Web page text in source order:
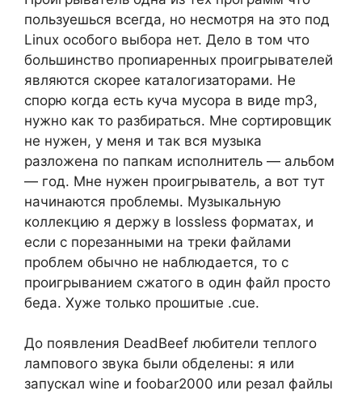
пользуешься всегда, но несмотря на это под
Linux особого выбора нет. Дело в том что
большинство пропиаренных проигрывателей
являются скорее каталогизаторами. Не
спорю когда есть куча мусора в виде mp3,
нужно как то разбираться. Мне сортировщик
не нужен, у меня и так вся музыка
разложена по папкам исполнитель — альбом
— год. Мне нужен проигрыватель, а вот тут
начинаются проблемы. Музыкальную
коллекцию я держу в lossless форматах, и
если с порезанными на треки файлами
проблем обычно не наблюдается, то с
проигрыванием сжатого в один файл просто
беда. Хуже только прошитые .cue.
До появления DeadBeef любители теплого
лампового звука были обделены: я или
запускал wine и foobar2000 или резал файлы